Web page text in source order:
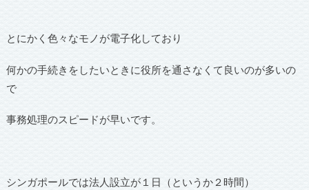
とにかく色々なモノが電子化しており
何かの手続きをしたいときに役所を通さなくて良いのが多いの
で
事務処理のスピードが早いです。
シンガポールでは法人設立が１日（というか２時間）